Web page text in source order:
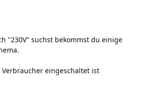
"230V" suchst bekommst du einige
eingeschaltet ist